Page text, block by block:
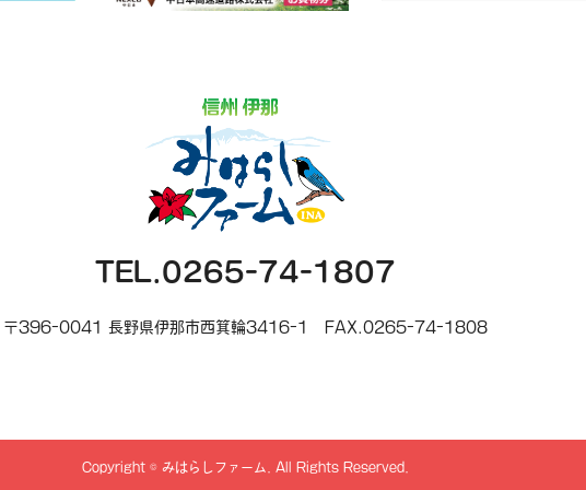
TEL.0265-74-1807
〒396-0041 長野県伊那市西箕輪3416-1 FAX.0265-74-1808
Copyright © みはらしファーム . All Rights Reserved.